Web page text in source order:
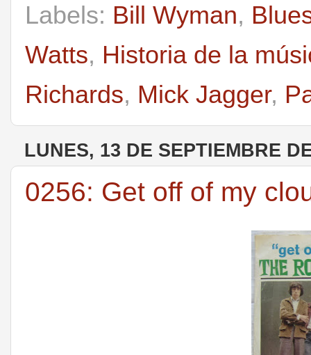
Labels: Bill Wyman,
Watts, Historia de la
Richards, Mick Jagger,
LUNES, 13 DE SEPTIEMBRE
0256: Get off of my